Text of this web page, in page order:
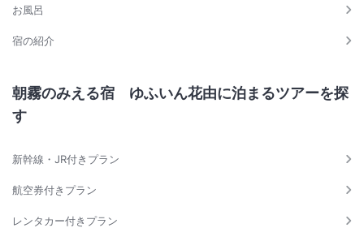
お風呂
宿の紹介
朝霧のみえる宿 ゆふいん花由に泊まるツアーを探
す
新幹線・JR付きプラン
航空券付きプラン
レンタカー付きプラン